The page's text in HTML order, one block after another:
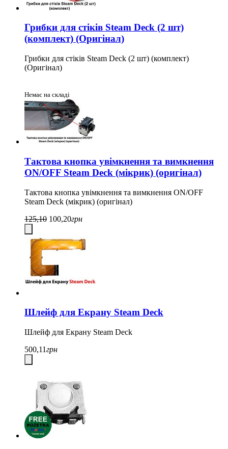
Грибки для стіків Steam Deck (2 шт)
(комплект) (Оригінал)
Грибки для стіків Steam Deck (2 шт) (комплект)
(Оригінал)
Немає на складі
Тактова кнопка увімкнення та вимкнення
ON/OFF Steam Deck (мікрик) (оригінал)
Тактова кнопка увімкнення та вимкнення ON/OFF
Steam Deck (мікрик) (оригінал)
125,10 100,20грн
Шлейф для Екрану Steam Deck
Шлейф для Екрану Steam Deck
500,11грн